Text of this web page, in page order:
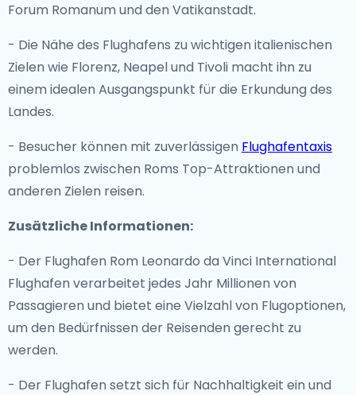
Forum Romanum und den Vatikanstadt.
- Die Nähe des Flughafens zu wichtigen italienischen
Zielen wie Florenz, Neapel und Tivoli macht ihn zu
einem idealen Ausgangspunkt für die Erkundung des
Landes.
- Besucher können mit zuverlässigen Flughafentaxis
problemlos zwischen Roms Top-Attraktionen und
anderen Zielen reisen.
Zusätzliche Informationen:
- Der Flughafen Rom Leonardo da Vinci International
Flughafen verarbeitet jedes Jahr Millionen von
Passagieren und bietet eine Vielzahl von Flugoptionen,
um den Bedürfnissen der Reisenden gerecht zu
werden.
- Der Flughafen setzt sich für Nachhaltigkeit ein und